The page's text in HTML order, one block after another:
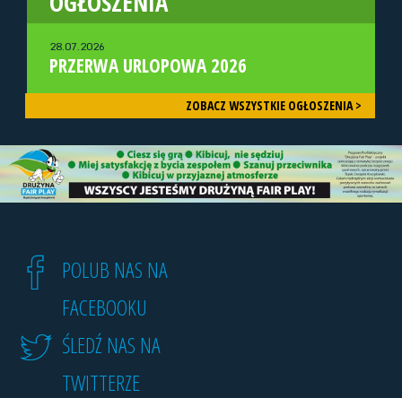
28.07.2026
PRZERWA URLOPOWA 2026
ZOBACZ WSZYSTKIE OGŁOSZENIA >
POLUB NAS NA
FACEBOOKU
ŚLEDŹ NAS NA
TWITTERZE